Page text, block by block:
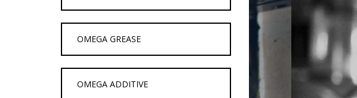
OMEGA GREASE
OMEGA ADDITIVE